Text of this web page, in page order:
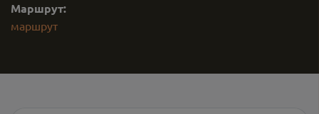
Маршрут:
маршрут